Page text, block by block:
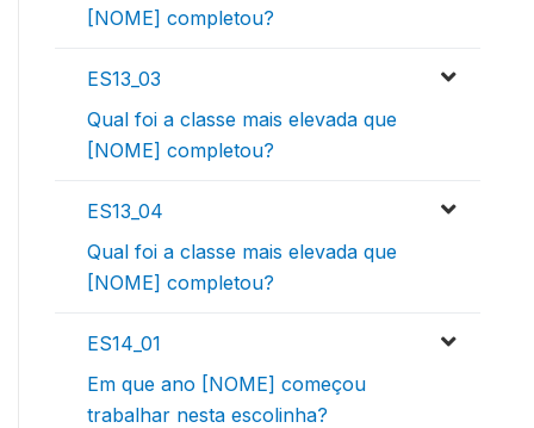
[NOME] completou?
ES13_03
Qual foi a classe mais elevada que
[NOME] completou?
ES13_04
Qual foi a classe mais elevada que
[NOME] completou?
ES14_01
Em que ano [NOME] começou
trabalhar nesta escolinha?